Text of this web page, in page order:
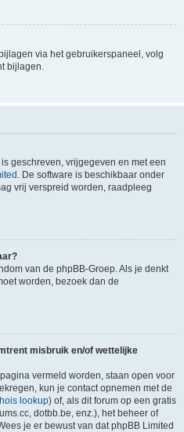
via het gebruikerspaneel, volg
bijlagen.
geschreven, vrijgegeven en met een
. De software is beschikbaar onder
vrij verspreid worden, raadpleeg
van de phpBB-Groep. Als je denkt
worden, bezoek dan de
misbruik en/of wettelijke
vermeld worden, staan open voor
kun je contact opnemen met de
lookup) of, als dit forum op een gratis
dotbb.be, enz.), het beheer of
je er bewust van dat phpBB Limited